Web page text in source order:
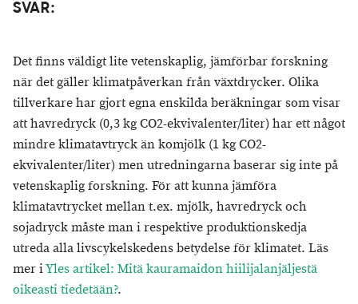
SVAR:
Det finns väldigt lite vetenskaplig, jämförbar forskning
när det gäller klimatpåverkan från växtdrycker. Olika
tillverkare har gjort egna enskilda beräkningar som visar
att havredryck (0,3 kg CO2-ekvivalenter/liter) har ett något
mindre klimatavtryck än komjölk (1 kg CO2-
ekvivalenter/liter) men utredningarna baserar sig inte på
vetenskaplig forskning. För att kunna jämföra
klimatavtrycket mellan t.ex. mjölk, havredryck och
sojadryck måste man i respektive produktionskedja
utreda alla livscykelskedens betydelse för klimatet. Läs
mer iYles artikel: Mitä kauramaidon hiilijalanjäljestä
oikeasti tiedetään?.